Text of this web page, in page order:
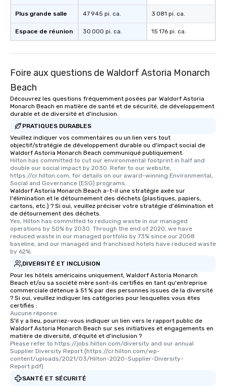
Plus grande salle
Espace de réunion
47 945 pi. ca.
30 000 pi. ca.
3 081 pi. ca.
15 176 pi. ca.
Foire aux questions de Waldorf Astoria Monarch
Beach
Découvrez les questions fréquemment posées par Waldorf Astoria
Monarch Beach en matière de santé et de sécurité, de développement
durable et de diversité et d'inclusion.
PRATIQUES DURABLES
Veuillez indiquer vos commentaires ou un lien vers tout
objectif/stratégie de développement durable ou d'impact social de
Waldorf Astoria Monarch Beach communiqué publiquement.
Hilton has committed to cut our environmental footprint in half and
double our social impact by 2030. Refer to our website,
https://cr.hilton.com, for details on our award-winning Environmental,
Social and Governance (ESG) programs.
Waldorf Astoria Monarch Beach a-t-il une stratégie axée sur
l'élimination et le détournement des déchets (plastiques, papiers,
cartons, etc.) ? Si oui, veuillez préciser votre stratégie d'élimination et
de détournement des déchets.
Yes, Hilton has committed to reducing waste in our managed
operations by 50% by 2030. Through the end of 2020, we have
reduced waste in our managed portfolio by 73% since our 2008
baseline, and our managed and franchised hotels have reduced waste
by 62%.
DIVERSITÉ ET INCLUSION
Pour les hôtels américains uniquement, Waldorf Astoria Monarch
Beach et/ou sa société mère sont-ils certifiés en tant qu'entreprise
commerciale détenue à 51 % par des personnes issues de la diversité
? Si oui, veuillez indiquer les catégories pour lesquelles vous êtes
certifiés :
Aucune réponse.
S'il y a lieu, pourriez-vous indiquer un lien vers le rapport public de
Waldorf Astoria Monarch Beach sur ses initiatives et engagements en
matière de diversité, d'équité et d'inclusion ?
Please refer to https://jobs.hilton.com/diversity and our annual
Supplier Diversity Report (https://cr.hilton.com/wp-
content/uploads/2021/03/Hilton-2020-Supplier-Diversity-
Report.pdf).
SANTÉ ET SÉCURITÉ